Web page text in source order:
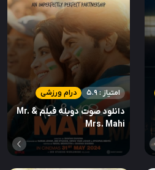
درام ورزشی امتیاز : 5.9
دانلود صوت دوبله فیلم Mr. &
Mrs. Mahi